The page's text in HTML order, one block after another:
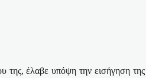
έλαβε υπόψη την εισήγηση